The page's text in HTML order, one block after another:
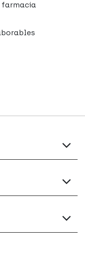
farmacia